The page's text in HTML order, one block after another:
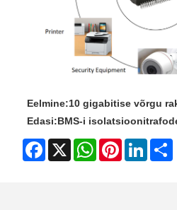
Eelmine:10 gigabitise võrgu
Edasi:BMS-i
Facebook
X WhatsAppPinterest